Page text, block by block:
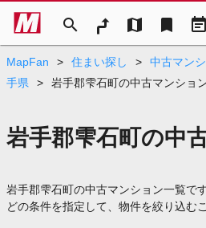
search map bookmark event_note
MapFan > 住まい探し > 中古マン
手県
> 岩手郡雫石町の中古マンショ
岩手郡雫石町の中
岩手郡雫石町の中古マンション一覧で
どの条件を指定して、物件を絞り込む